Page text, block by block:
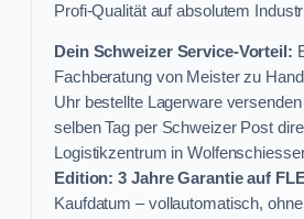
Profi-Qualität auf absolutem
Dein Schweizer Service-Vorteil:
Fachberatung von Meister zu
Uhr bestellte Lagerware
selben Tag per Schweizer Post
Logistikzentrum in
Edition: 3 Jahre Garantie auf
Kaufdatum – vollautomatisch,